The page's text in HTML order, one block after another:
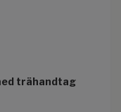
trähandtag